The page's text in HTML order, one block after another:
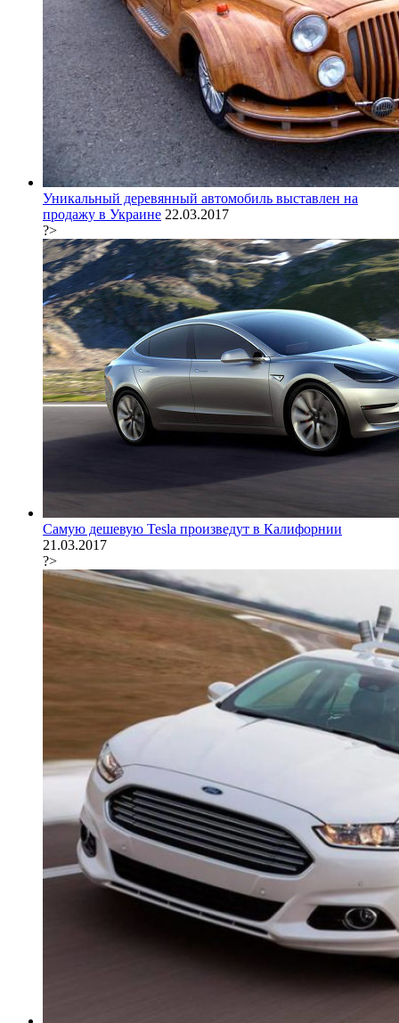
Уникальный деревянный автомобиль выставлен на
продажу в Украине 22.03.2017
?>
Самую дешевую Tesla произведут в Калифорнии
21.03.2017
?>